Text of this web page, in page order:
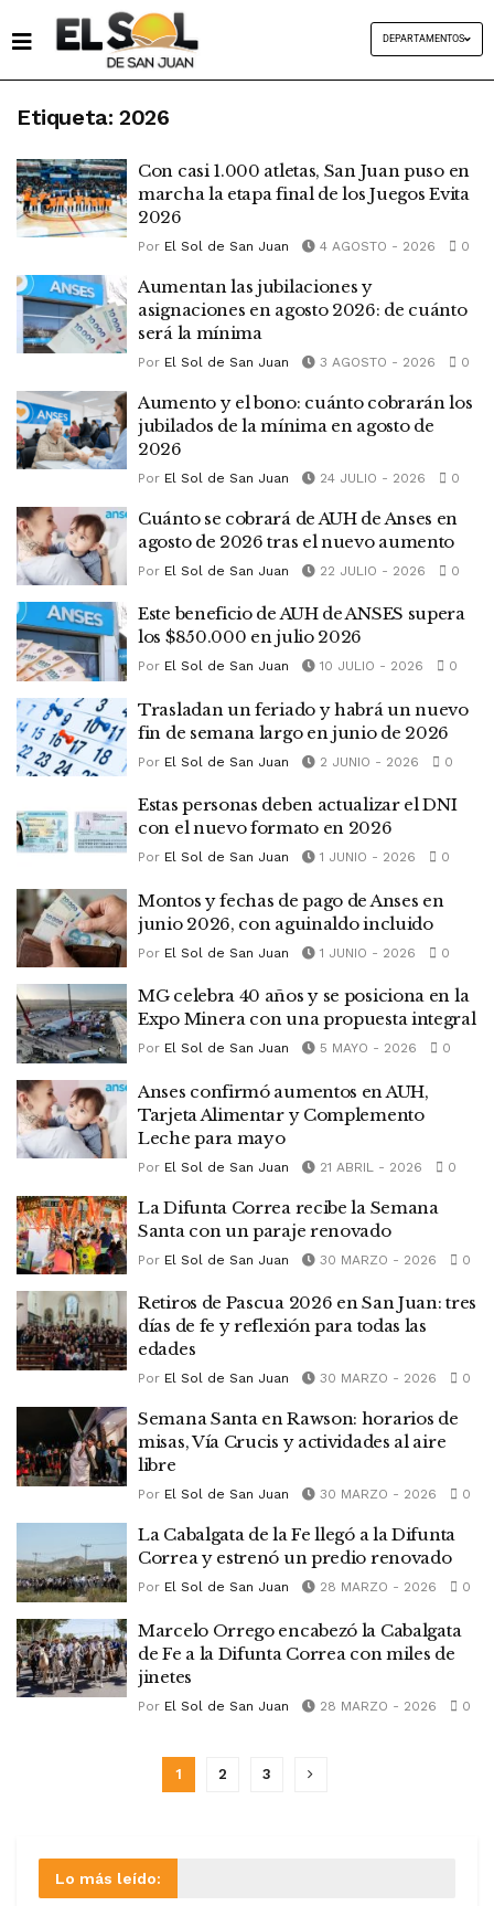
DEPARTAMENTOS
Etiqueta: 2026
Con casi 1.000 atletas, San Juan puso en
marcha la etapa final de los Juegos Evita
2026
Por El Sol de San Juan 4 AGOSTO - 2026 0
Aumentan las jubilaciones y
asignaciones en agosto 2026: de cuánto
será la mínima
Por El Sol de San Juan 3 AGOSTO - 2026 0
Aumento y el bono: cuánto cobrarán los
jubilados de la mínima en agosto de
2026
Por El Sol de San Juan 24 JULIO - 2026 0
Cuánto se cobrará de AUH de Anses en
agosto de 2026 tras el nuevo aumento
Por El Sol de San Juan 22 JULIO - 2026 0
Este beneficio de AUH de ANSES supera
los $850.000 en julio 2026
Por El Sol de San Juan 10 JULIO - 2026 0
Trasladan un feriado y habrá un nuevo
fin de semana largo en junio de 2026
Por El Sol de San Juan 2 JUNIO - 2026 0
Estas personas deben actualizar el DNI
con el nuevo formato en 2026
Por El Sol de San Juan 1 JUNIO - 2026 0
Montos y fechas de pago de Anses en
junio 2026, con aguinaldo incluido
Por El Sol de San Juan 1 JUNIO - 2026 0
MG celebra 40 años y se posiciona en la
Expo Minera con una propuesta integral
Por El Sol de San Juan 5 MAYO - 2026 0
Anses confirmó aumentos en AUH,
Tarjeta Alimentar y Complemento
Leche para mayo
Por El Sol de San Juan 21 ABRIL - 2026 0
La Difunta Correa recibe la Semana
Santa con un paraje renovado
Por El Sol de San Juan 30 MARZO - 2026 0
Retiros de Pascua 2026 en San Juan: tres
días de fe y reflexión para todas las
edades
Por El Sol de San Juan 30 MARZO - 2026 0
Semana Santa en Rawson: horarios de
misas, Vía Crucis y actividades al aire
libre
Por El Sol de San Juan 30 MARZO - 2026 0
La Cabalgata de la Fe llegó a la Difunta
Correa y estrenó un predio renovado
Por El Sol de San Juan 28 MARZO - 2026 0
Marcelo Orrego encabezó la Cabalgata
de Fe a la Difunta Correa con miles de
jinetes
Por El Sol de San Juan 28 MARZO - 2026 0
1 2 3
Lo más leído: